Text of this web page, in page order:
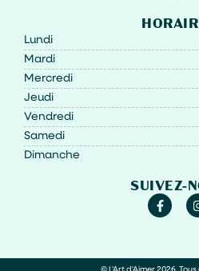
Lundi
Mardi
Mercredi
Jeudi
Vendredi
Samedi
Dimanche
SUIVEZ-